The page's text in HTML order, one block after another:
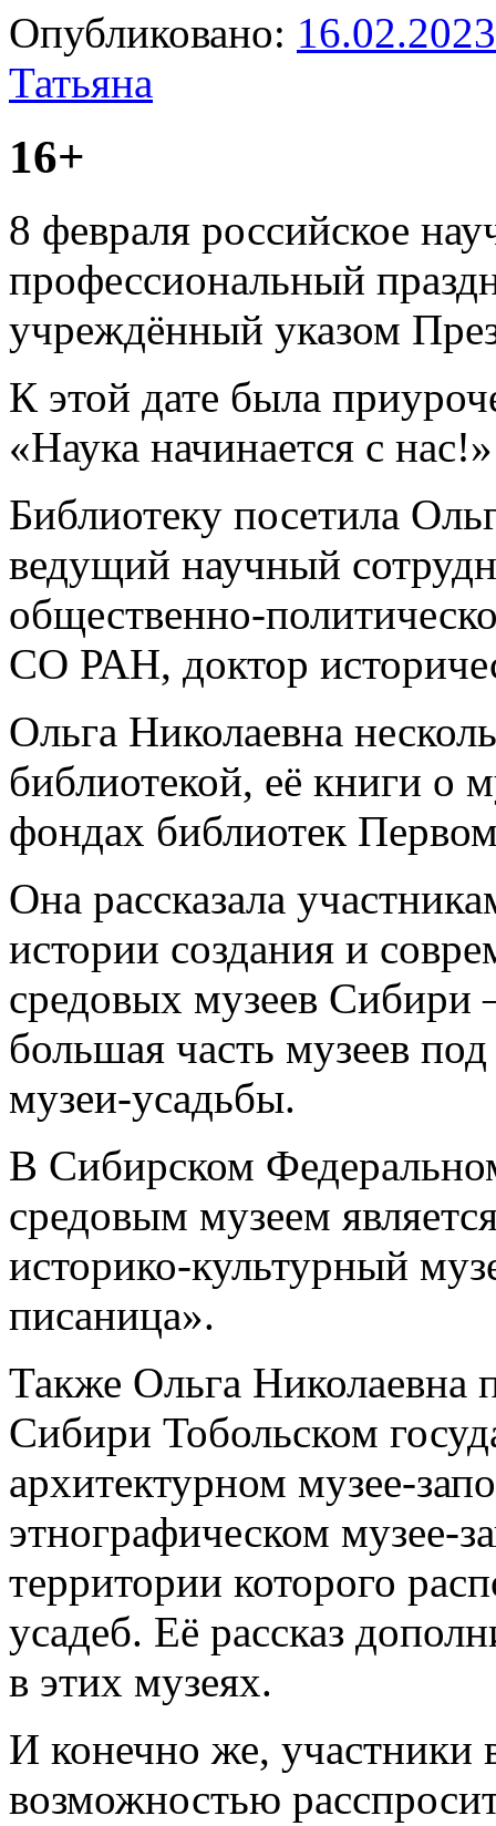
Опубликовано: 16.02.2023
Татьяна
16+
8 февраля российское
профессиональный
учреждённый указом
К этой дате была
«Наука начинается с нас!»
Библиотеку посетила
ведущий научный
общественно-
СО РАН, доктор
Ольга Николаевна
библиотекой, её книги о
фондах библиотек
Она рассказала
истории создания и
средовых музеев Сибири
большая часть музеев
музеи-усадьбы.
В Сибирском
средовым музеем
историко-культурный
писаница».
Также Ольга Николаевна
Сибири Тобольском
архитектурном музее-
этнографическом музее-
территории которого
усадеб. Её рассказ
в этих музеях.
И конечно же, участники
возможностью